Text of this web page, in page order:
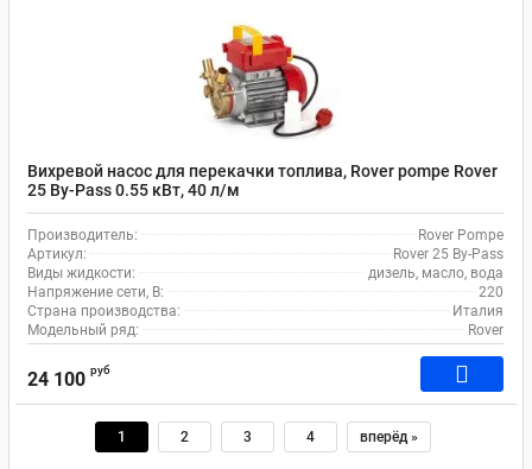
Вихревой насос для перекачки топлива, Rover pompe Rover
25 By-Pass 0.55 кВт, 40 л/м
Производитель:
Rover Pompe
Артикул:
Rover 25 By-Pass
Виды жидкости:
дизель, масло, вода
Напряжение сети, В:
220
Страна производства:
Италия
Модельный ряд:
Rover
24 100 руб
1 2 3 4 вперёд »